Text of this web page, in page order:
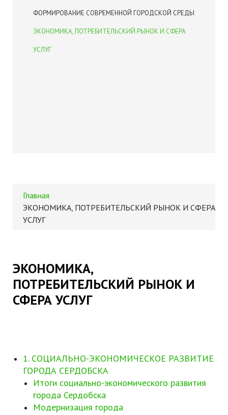
ФОРМИРОВАНИЕ СОВРЕМЕННОЙ ГОРОДСКОЙ СРЕДЫ
ЭКОНОМИКА, ПОТРЕБИТЕЛЬСКИЙ РЫНОК И СФЕРА
УСЛУГ
Главная
ЭКОНОМИКА, ПОТРЕБИТЕЛЬСКИЙ РЫНОК И СФЕРА
УСЛУГ
ЭКОНОМИКА,
ПОТРЕБИТЕЛЬСКИЙ РЫНОК И
СФЕРА УСЛУГ
1. СОЦИАЛЬНО-ЭКОНОМИЧЕСКОЕ РАЗВИТИЕ
ГОРОДА СЕРДОБСКА
Итоги социально-экономического развития
города Сердобска
Модернизация города